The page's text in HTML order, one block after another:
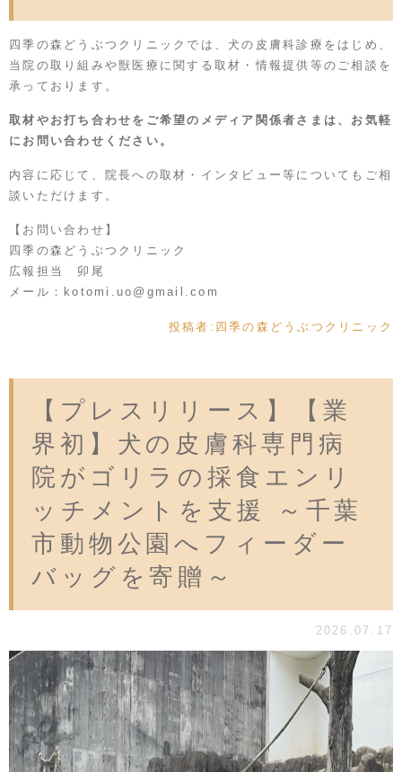
四季の森どうぶつクリニックでは、犬の皮膚科診療をはじめ、
当院の取り組みや獣医療に関する取材・情報提供等のご相談を
承っております。
取材やお打ち合わせをご希望のメディア関係者さまは、お気軽
にお問い合わせください。
内容に応じて、院長への取材・インタビュー等についてもご相
談いただけます。
【お問い合わせ】
四季の森どうぶつクリニック
広報担当 卯尾
メール： kotomi.uo@gmail.com
投稿者: 四季の森どうぶつクリニック
【プレスリリース】【業
界初】犬の皮膚科専門病
院がゴリラの採食エンリ
ッチメントを支援 ～千葉
市動物公園へフィーダー
バッグを寄贈～
2026.07.17